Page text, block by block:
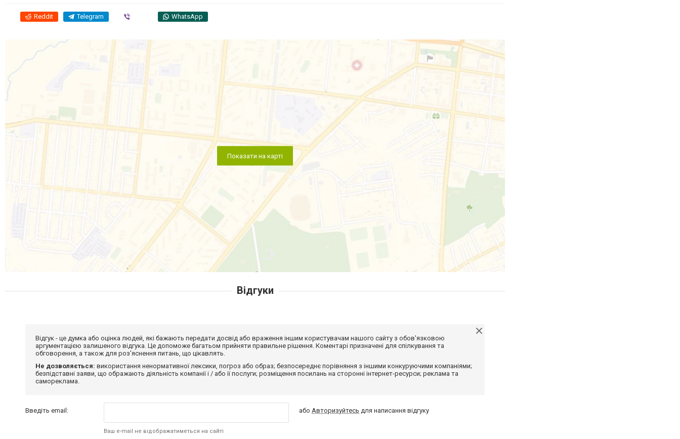
Reddit Telegram WhatsApp
Показати на карті
Відгуки
Відгук - це думка або оцінка людей, які бажають передати досвід або враження іншим користувачам нашого сайту з обов'язковою
аргументацією залишеного відгука. Це допоможе багатьом прийняти правильне рішення. Коментарі призначені для спілкування та
обговорення, а також для роз'яснення питань, що цікавлять.
Не дозволяється: використання ненормативної лексики, погроз або образ; безпосереднє порівняння з іншими конкуруючими компаніями;
безпідставні заяви, що ображають діяльність компанії і / або її послуги; розміщення посилань на сторонні інтернет-ресурси; реклама та
самореклама.
Введіть email:
Ваш e-mail не відображатиметься на сайті
або Авторизуйтесь для написання відгуку